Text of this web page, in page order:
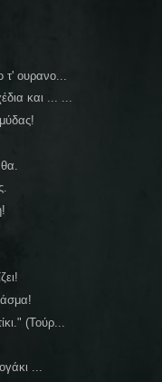
τ' ουρανο...
και ... ...
(Τούρ...
...